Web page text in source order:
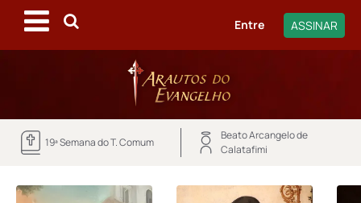
Entre ASSINAR
19ª Semana do T. Comum
Beato Arcangelo de
Calatafimi